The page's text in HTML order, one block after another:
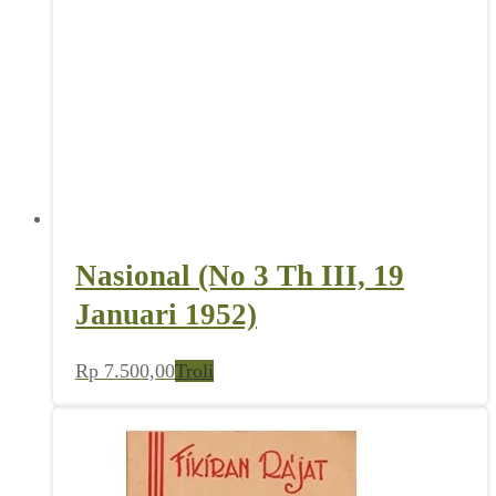
Nasional (No 3 Th III, 19
Januari 1952)
Rp 7.500,00Troli